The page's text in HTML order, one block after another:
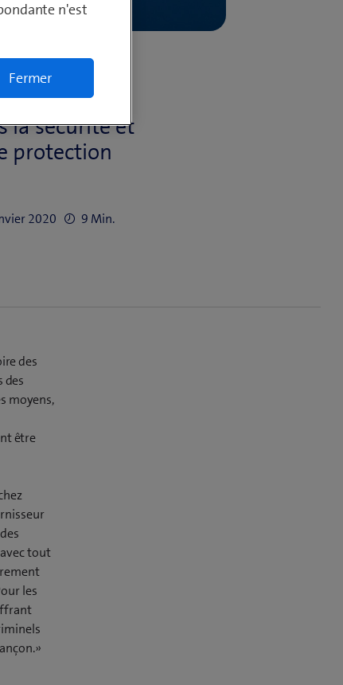
à de telles
: plus les
la sécurité et
protection
2020 9 Min.
des
des
moyens,
être
tout
les
n'est
Fermer